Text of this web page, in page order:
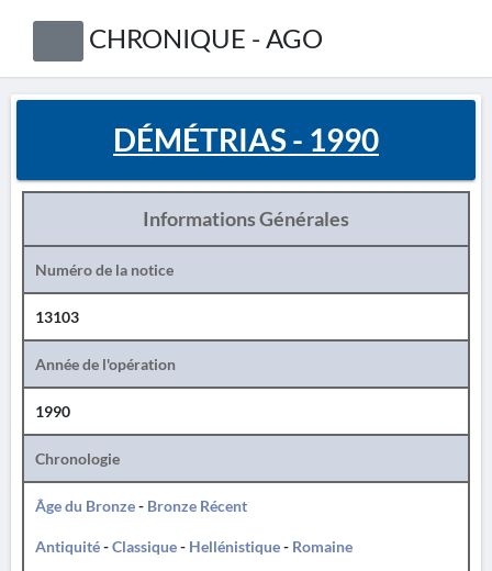
CHRONIQUE - AGO
DÉMÉTRIAS - 1990
Informations Générales
Numéro de la notice
13103
Année de l'opération
1990
Chronologie
Âge du Bronze- Bronze Récent
Antiquité-Classique- Hellénistique- Romaine